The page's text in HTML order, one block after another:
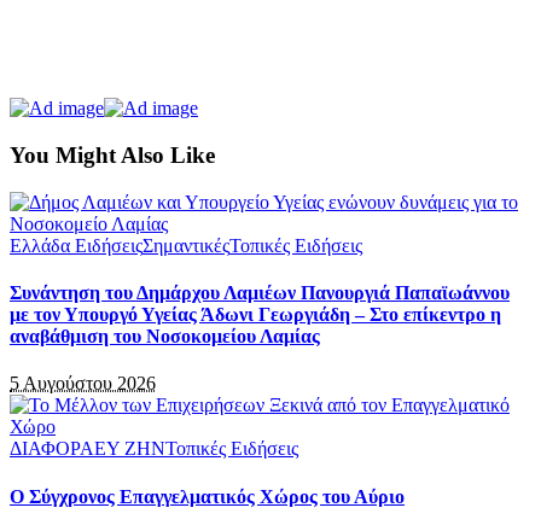
You Might Also Like
Ελλάδα ΕιδήσειςΣημαντικέςΤοπικές Ειδήσεις
Συνάντηση του Δημάρχου Λαμιέων Πανουργιά Παπαϊωάννου
με τον Υπουργό Υγείας Άδωνι Γεωργιάδη – Στο επίκεντρο η
αναβάθμιση του Νοσοκομείου Λαμίας
5 Αυγούστου 2026
ΔΙΑΦΟΡΑΕΥ ΖΗΝΤοπικές Ειδήσεις
Ο Σύγχρονος Επαγγελματικός Χώρος του Αύριο